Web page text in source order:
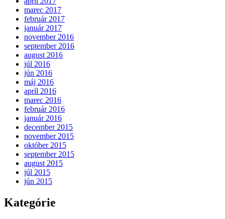
marec 2017
február 2017
január 2017
november 2016
september 2016
august 2016
júl 2016
jún 2016
máj 2016
apríl 2016
marec 2016
február 2016
január 2016
december 2015
november 2015
október 2015
september 2015
august 2015
júl 2015
jún 2015
Kategórie